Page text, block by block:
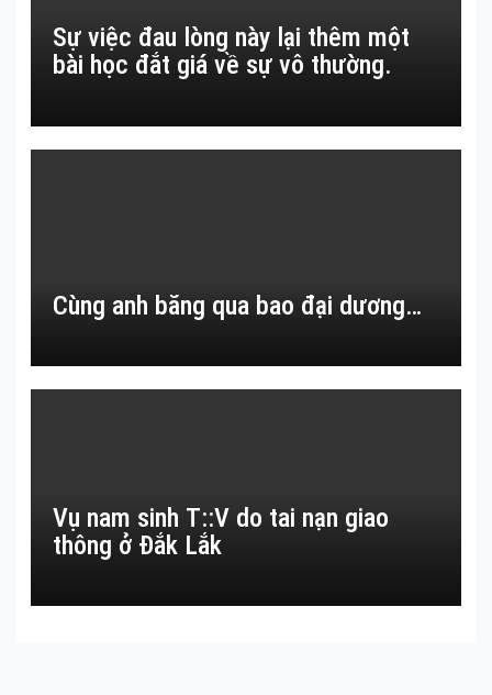
Sự việc đau lòng này lại thêm một
bài học đắt giá về sự vô thường.
Cùng anh băng qua bao đại dương…
Vụ nam sinh T::V do tai nạn giao
thông ở Đắk Lắk